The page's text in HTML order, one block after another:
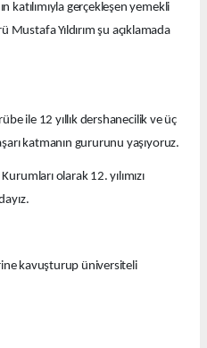
katılımıyla gerçekleşen yemekli
Yıldırım şu açıklamada
ile 12 yıllık dershanecilik ve üç
katmanın gururunu yaşıyoruz.
olarak 12. yılımızı
kavuşturup üniversiteli